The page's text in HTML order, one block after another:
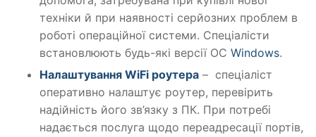
техніки й при наявності серйозних проблем в
роботі операційної системи. Спеціалісти
встановлюють будь-які версії ОС Windows.
Налаштування WiFi роутера – спеціаліст
оперативно налаштує роутер, перевірить
надійність його зв’язку з ПК. При потребі
надається послуга щодо переадресації портів,